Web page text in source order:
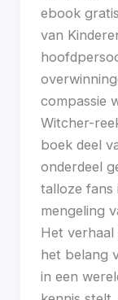
ebook
van
compassie
Witcher-
boek deel
onderdeel
talloze fans
mengeling
Het verhaal
het belang
in een